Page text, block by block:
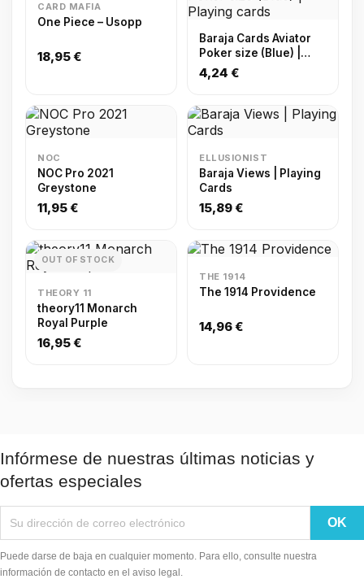
CARD MAFIA
One Piece – Usopp
18,95 €
Baraja Cards Aviator
Poker size (Blue) |
Playing cards
4,24 €
NOC
NOC Pro 2021
Greystone
11,95 €
ELLUSIONIST
Baraja Views | Playing
Cards
15,89 €
OUT OF STOCK
THEORY 11
theory11 Monarch
Royal Purple
16,95 €
THE 1914
The 1914 Providence
14,96 €
Infórmese de nuestras últimas noticias y
ofertas especiales
Puede darse de baja en cualquier momento. Para ello, consulte nuestra
información de contacto en el aviso legal.